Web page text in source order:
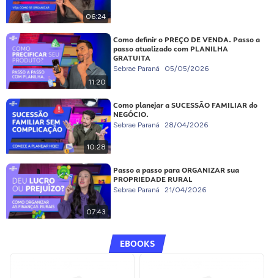
06:24
11:20
Como definir o PREÇO DE VENDA. Passo a
passo atualizado com PLANILHA
GRATUITA
Sebrae Paraná 05/05/2026
10:28
Como planejar a SUCESSÃO FAMILIAR do
NEGÓCIO.
Sebrae Paraná 28/04/2026
07:43
Passo a passo para ORGANIZAR sua
PROPRIEDADE RURAL
Sebrae Paraná 21/04/2026
EBOOKS